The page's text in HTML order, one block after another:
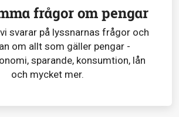
frågor om pengar
svarar på lyssnarnas frågor och
om allt som gäller pengar -
sparande, konsumtion, lån
och mycket mer.